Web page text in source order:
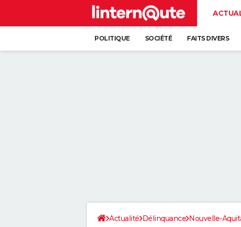
POLITIQUE SOCIÉTÉ FAITS DIVERS
Actualité Délinquance Nouvelle-